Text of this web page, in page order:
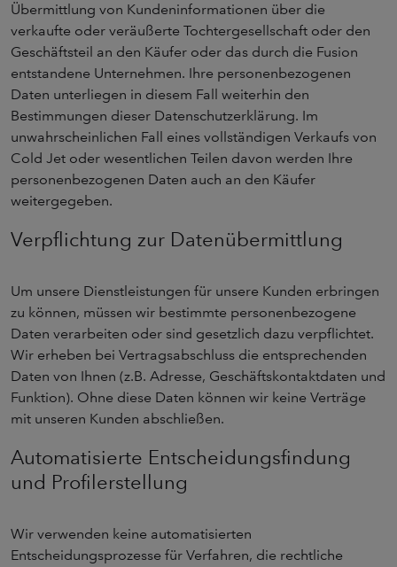
Übermittlung von Kundeninformationen über die
verkaufte oder veräußerte Tochtergesellschaft oder den
Geschäftsteil an den Käufer oder das durch die Fusion
entstandene Unternehmen. Ihre personenbezogenen
Daten unterliegen in diesem Fall weiterhin den
Bestimmungen dieser Datenschutzerklärung. Im
unwahrscheinlichen Fall eines vollständigen Verkaufs von
Cold Jet oder wesentlichen Teilen davon werden Ihre
personenbezogenen Daten auch an den Käufer
weitergegeben.
Verpflichtung zur Datenübermittlung
Um unsere Dienstleistungen für unsere Kunden erbringen
zu können, müssen wir bestimmte personenbezogene
Daten verarbeiten oder sind gesetzlich dazu verpflichtet.
Wir erheben bei Vertragsabschluss die entsprechenden
Daten von Ihnen (z.B. Adresse, Geschäftskontaktdaten und
Funktion). Ohne diese Daten können wir keine Verträge
mit unseren Kunden abschließen.
Automatisierte Entscheidungsfindung
und Profilerstellung
Wir verwenden keine automatisierten
Entscheidungsprozesse für Verfahren, die rechtliche